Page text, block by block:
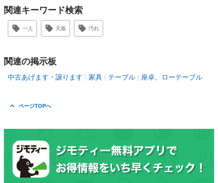
関連キーワード検索
一人 天板 汚れ
関連の掲示板
中古あげます・譲ります 家具 テーブル 座卓、ローテーブル
ページTOPへ